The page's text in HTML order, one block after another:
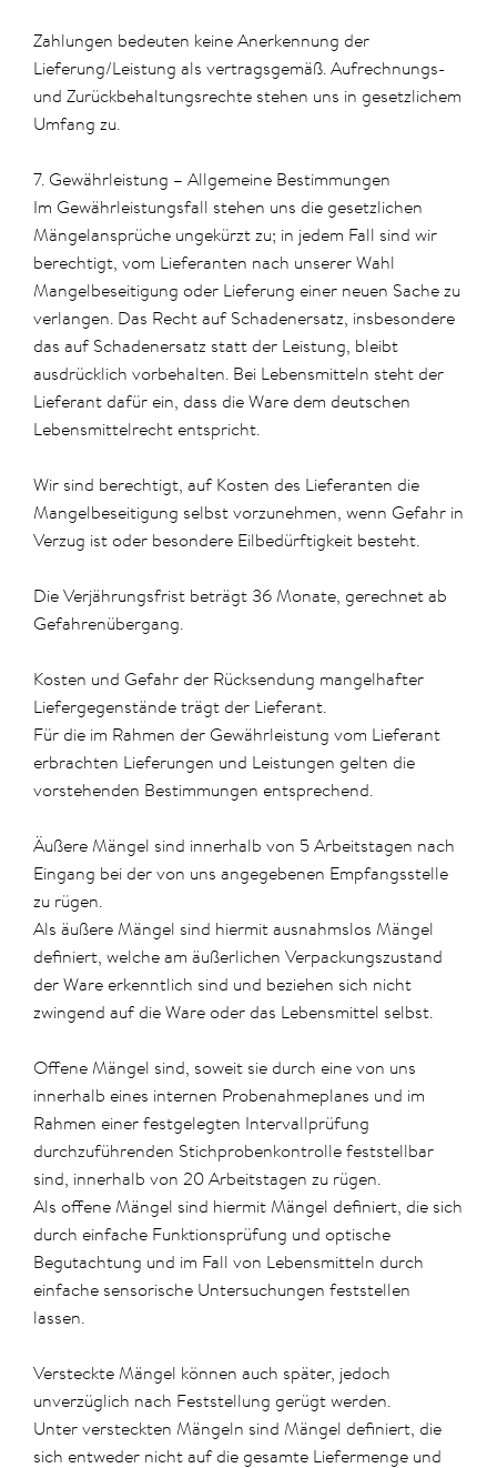
Zahlungen bedeuten keine Anerkennung der
Lieferung/Leistung als vertragsgemäß. Aufrechnungs-
und Zurückbehaltungsrechte stehen uns in gesetzlichem
Umfang zu.
7. Gewährleistung – Allgemeine Bestimmungen
Im Gewährleistungsfall stehen uns die gesetzlichen
Mängelansprüche ungekürzt zu; in jedem Fall sind wir
berechtigt, vom Lieferanten nach unserer Wahl
Mangelbeseitigung oder Lieferung einer neuen Sache zu
verlangen. Das Recht auf Schadenersatz, insbesondere
das auf Schadenersatz statt der Leistung, bleibt
ausdrücklich vorbehalten. Bei Lebensmitteln steht der
Lieferant dafür ein, dass die Ware dem deutschen
Lebensmittelrecht entspricht.
Wir sind berechtigt, auf Kosten des Lieferanten die
Mangelbeseitigung selbst vorzunehmen, wenn Gefahr in
Verzug ist oder besondere Eilbedürftigkeit besteht.
Die Verjährungsfrist beträgt 36 Monate, gerechnet ab
Gefahrenübergang.
Kosten und Gefahr der Rücksendung mangelhafter
Liefergegenstände trägt der Lieferant.
Für die im Rahmen der Gewährleistung vom Lieferant
erbrachten Lieferungen und Leistungen gelten die
vorstehenden Bestimmungen entsprechend.
Äußere Mängel sind innerhalb von 5 Arbeitstagen nach
Eingang bei der von uns angegebenen Empfangsstelle
zu rügen.
Als äußere Mängel sind hiermit ausnahmslos Mängel
definiert, welche am äußerlichen Verpackungszustand
der Ware erkenntlich sind und beziehen sich nicht
zwingend auf die Ware oder das Lebensmittel selbst.
Offene Mängel sind, soweit sie durch eine von uns
innerhalb eines internen Probenahmeplanes und im
Rahmen einer festgelegten Intervallprüfung
durchzuführenden Stichprobenkontrolle feststellbar
sind, innerhalb von 20 Arbeitstagen zu rügen.
Als offene Mängel sind hiermit Mängel definiert, die sich
durch einfache Funktionsprüfung und optische
Begutachtung und im Fall von Lebensmitteln durch
einfache sensorische Untersuchungen feststellen
lassen.
Versteckte Mängel können auch später, jedoch
unverzüglich nach Feststellung gerügt werden.
Unter versteckten Mängeln sind Mängel definiert, die
sich entweder nicht auf die gesamte Liefermenge und